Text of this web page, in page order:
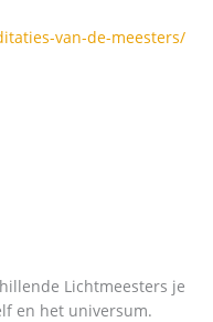
van-de-meesters/
Lichtmeesters je
en het universum.